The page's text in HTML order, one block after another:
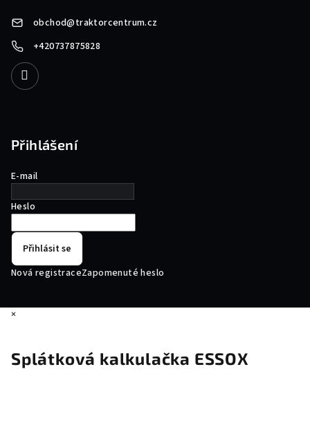
obchod@traktorcentrum.cz
+420737875828
Přihlášení
E-mail
Heslo
Přihlásit se
Nová registraceZapomenuté heslo
×
Splátková kalkulačka ESSOX